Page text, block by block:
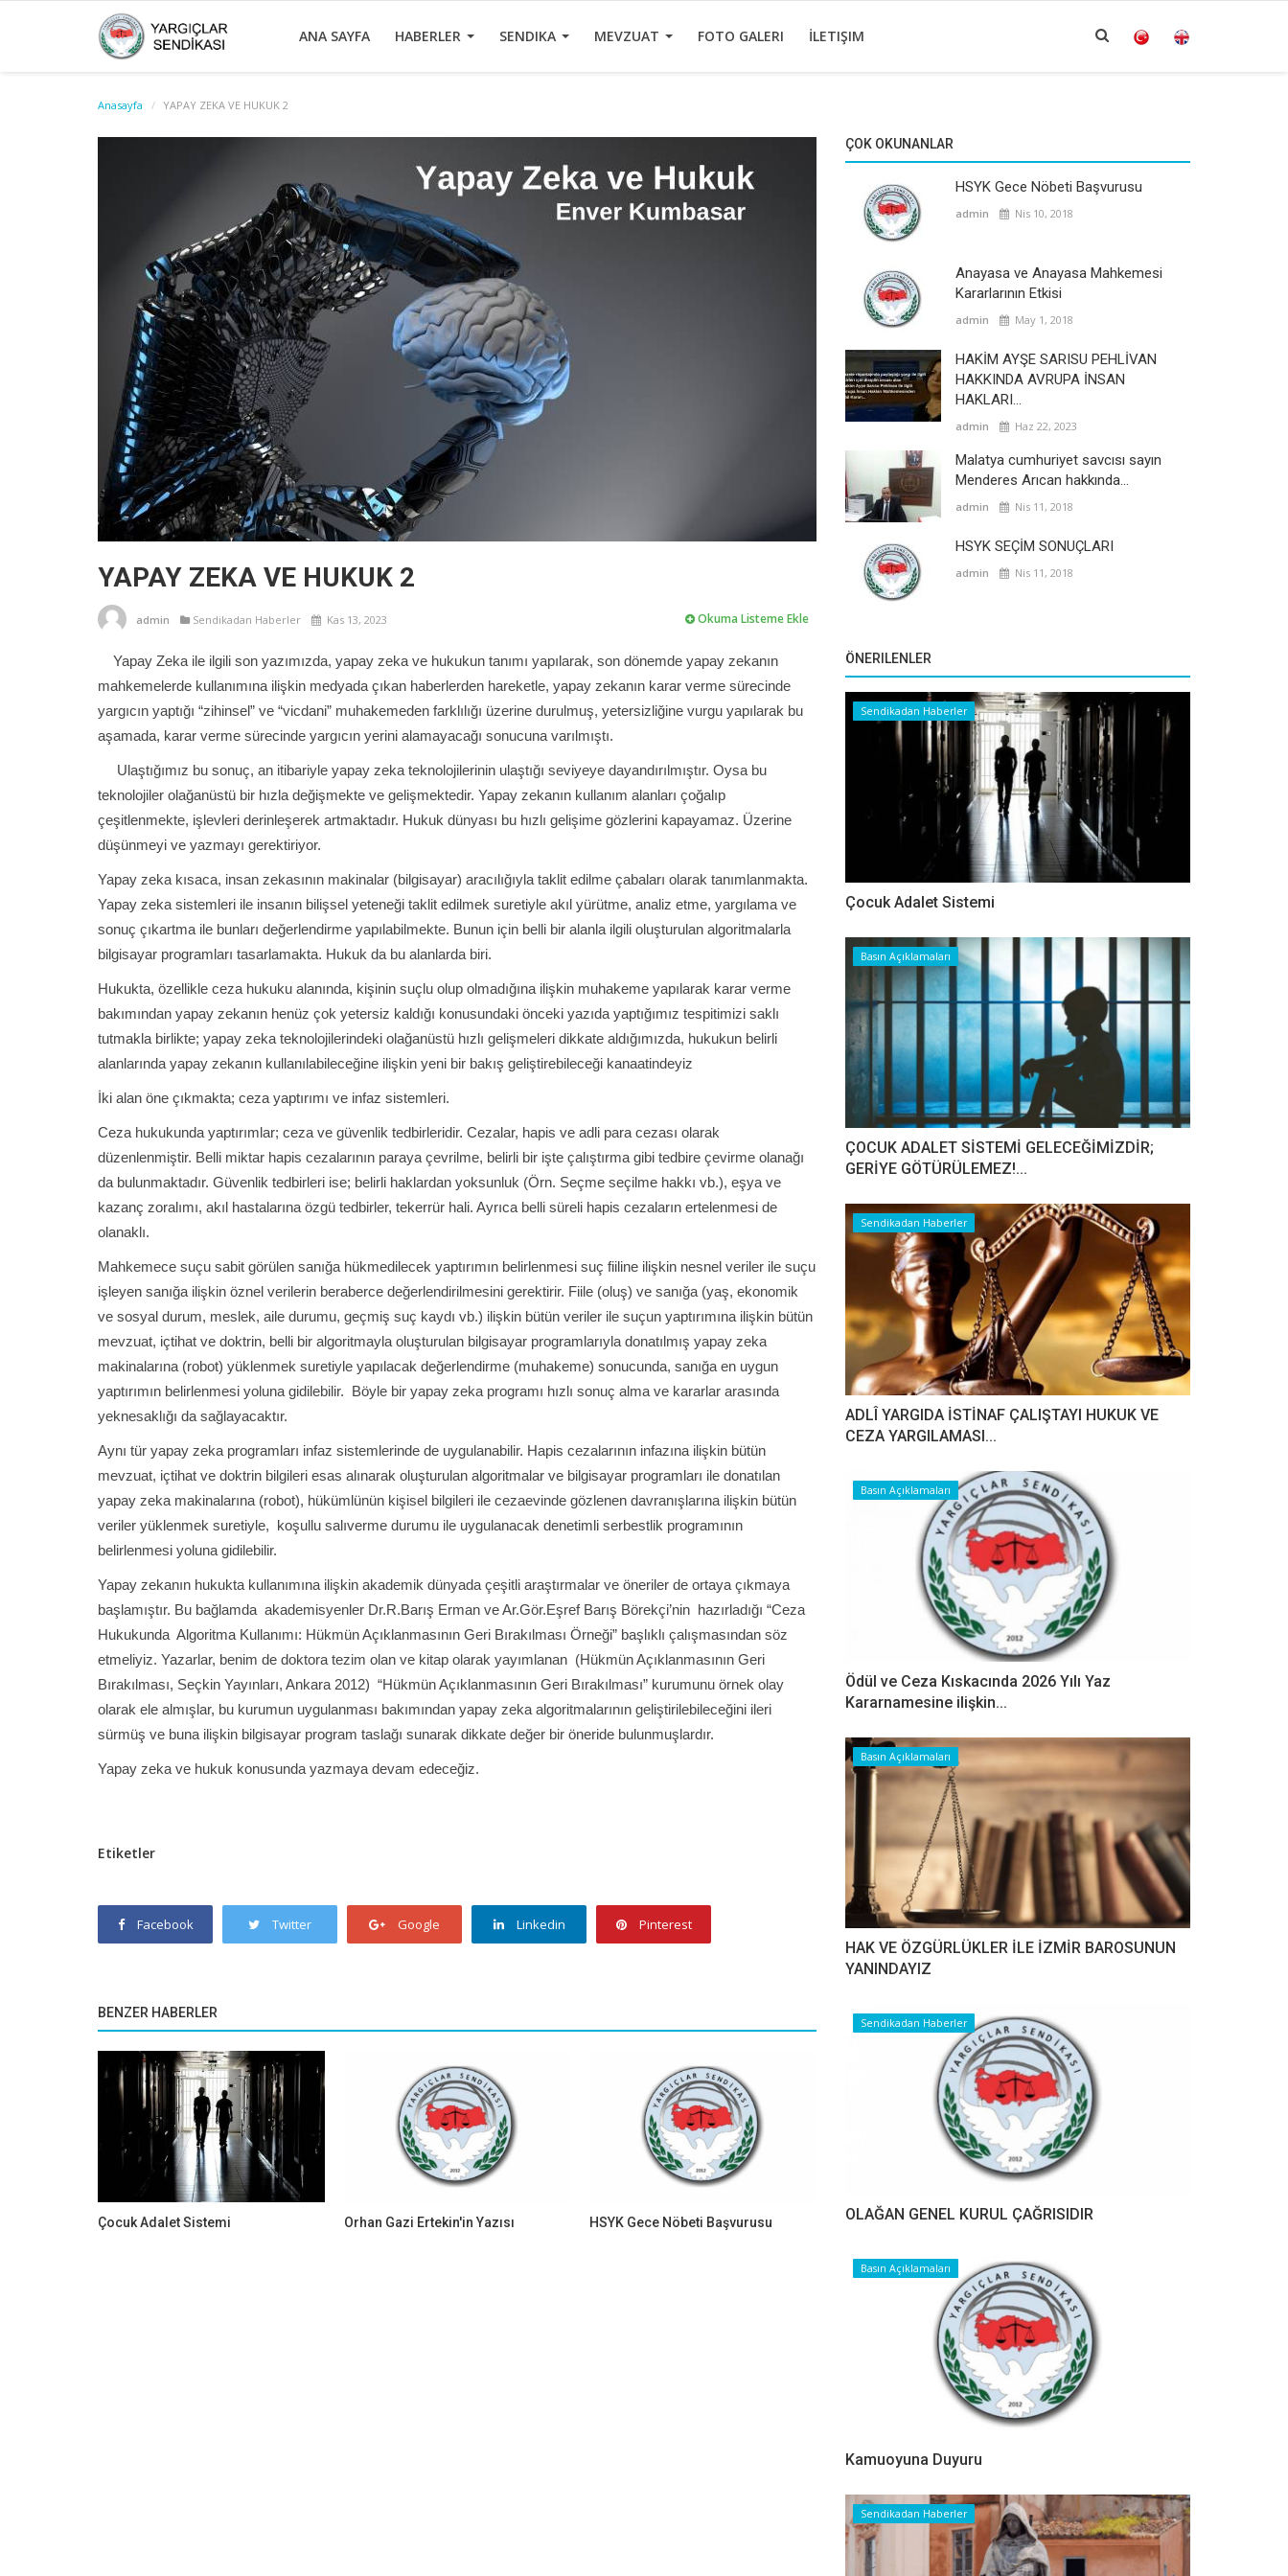
ANA SAYFA HABERLER SENDIKA MEVZUAT FOTO GALERI İLETIŞIM
Anasayfa YAPAY ZEKA VE HUKUK 2
YAPAY ZEKA VE HUKUK 2
admin Sendikadan Haberler Kas 13, 2023 Okuma Listeme Ekle
Yapay Zeka ile ilgili son yazımızda, yapay zeka ve hukukun tanımı yapılarak, son dönemde yapay zekanın
mahkemelerde kullanımına ilişkin medyada çıkan haberlerden hareketle, yapay zekanın karar verme sürecinde
yargıcın yaptığı “zihinsel” ve “vicdani” muhakemeden farklılığı üzerine durulmuş, yetersizliğine vurgu yapılarak bu
aşamada, karar verme sürecinde yargıcın yerini alamayacağı sonucuna varılmıştı.
Ulaştığımız bu sonuç, an itibariyle yapay zeka teknolojilerinin ulaştığı seviyeye dayandırılmıştır. Oysa bu
teknolojiler olağanüstü bir hızla değişmekte ve gelişmektedir. Yapay zekanın kullanım alanları çoğalıp
çeşitlenmekte, işlevleri derinleşerek artmaktadır. Hukuk dünyası bu hızlı gelişime gözlerini kapayamaz. Üzerine
düşünmeyi ve yazmayı gerektiriyor.
Yapay zeka kısaca, insan zekasının makinalar (bilgisayar) aracılığıyla taklit edilme çabaları olarak tanımlanmakta.
Yapay zeka sistemleri ile insanın bilişsel yeteneği taklit edilmek suretiyle akıl yürütme, analiz etme, yargılama ve
sonuç çıkartma ile bunları değerlendirme yapılabilmekte. Bunun için belli bir alanla ilgili oluşturulan algoritmalarla
bilgisayar programları tasarlamakta. Hukuk da bu alanlarda biri.
Hukukta, özellikle ceza hukuku alanında, kişinin suçlu olup olmadığına ilişkin muhakeme yapılarak karar verme
bakımından yapay zekanın henüz çok yetersiz kaldığı konusundaki önceki yazıda yaptığımız tespitimizi saklı
tutmakla birlikte; yapay zeka teknolojilerindeki olağanüstü hızlı gelişmeleri dikkate aldığımızda, hukukun belirli
alanlarında yapay zekanın kullanılabileceğine ilişkin yeni bir bakış geliştirebileceği kanaatindeyiz
İki alan öne çıkmakta; ceza yaptırımı ve infaz sistemleri.
Ceza hukukunda yaptırımlar; ceza ve güvenlik tedbirleridir. Cezalar, hapis ve adli para cezası olarak
düzenlenmiştir. Belli miktar hapis cezalarının paraya çevrilme, belirli bir işte çalıştırma gibi tedbire çevirme olanağı
da bulunmaktadır. Güvenlik tedbirleri ise; belirli haklardan yoksunluk (Örn. Seçme seçilme hakkı vb.), eşya ve
kazanç zoralımı, akıl hastalarına özgü tedbirler, tekerrür hali. Ayrıca belli süreli hapis cezaların ertelenmesi de
olanaklı.
Mahkemece suçu sabit görülen sanığa hükmedilecek yaptırımın belirlenmesi suç fiiline ilişkin nesnel veriler ile suçu
işleyen sanığa ilişkin öznel verilerin beraberce değerlendirilmesini gerektirir. Fiile (oluş) ve sanığa (yaş, ekonomik
ve sosyal durum, meslek, aile durumu, geçmiş suç kaydı vb.) ilişkin bütün veriler ile suçun yaptırımına ilişkin bütün
mevzuat, içtihat ve doktrin, belli bir algoritmayla oluşturulan bilgisayar programlarıyla donatılmış yapay zeka
makinalarına (robot) yüklenmek suretiyle yapılacak değerlendirme (muhakeme) sonucunda, sanığa en uygun
yaptırımın belirlenmesi yoluna gidilebilir. Böyle bir yapay zeka programı hızlı sonuç alma ve kararlar arasında
yeknesaklığı da sağlayacaktır.
Aynı tür yapay zeka programları infaz sistemlerinde de uygulanabilir. Hapis cezalarının infazına ilişkin bütün
mevzuat, içtihat ve doktrin bilgileri esas alınarak oluşturulan algoritmalar ve bilgisayar programları ile donatılan
yapay zeka makinalarına (robot), hükümlünün kişisel bilgileri ile cezaevinde gözlenen davranışlarına ilişkin bütün
veriler yüklenmek suretiyle, koşullu salıverme durumu ile uygulanacak denetimli serbestlik programının
belirlenmesi yoluna gidilebilir.
Yapay zekanın hukukta kullanımına ilişkin akademik dünyada çeşitli araştırmalar ve öneriler de ortaya çıkmaya
başlamıştır. Bu bağlamda akademisyenler Dr.R.Barış Erman ve Ar.Gör.Eşref Barış Börekçi’nin hazırladığı “Ceza
Hukukunda Algoritma Kullanımı: Hükmün Açıklanmasının Geri Bırakılması Örneği” başlıklı çalışmasından söz
etmeliyiz. Yazarlar, benim de doktora tezim olan ve kitap olarak yayımlanan (Hükmün Açıklanmasının Geri
Bırakılması, Seçkin Yayınları, Ankara 2012) “Hükmün Açıklanmasının Geri Bırakılması” kurumunu örnek olay
olarak ele almışlar, bu kurumun uygulanması bakımından yapay zeka algoritmalarının geliştirilebileceğini ileri
sürmüş ve buna ilişkin bilgisayar program taslağı sunarak dikkate değer bir öneride bulunmuşlardır.
Yapay zeka ve hukuk konusunda yazmaya devam edeceğiz.
Etiketler
Facebook Twitter Google Linkedin Pinterest
BENZER HABERLER
Çocuk Adalet Sistemi Orhan Gazi Ertekin'in Yazısı HSYK Gece Nöbeti Başvurusu
ÇOK OKUNANLAR
HSYK Gece Nöbeti Başvurusu
admin Nis 10, 2018
Anayasa ve Anayasa Mahkemesi
Kararlarının Etkisi
admin May 1, 2018
HAKİM AYŞE SARISU PEHLİVAN
HAKKINDA AVRUPA İNSAN
HAKLARI...
admin Haz 22, 2023
Malatya cumhuriyet savcısı sayın
Menderes Arıcan hakkında...
admin Nis 11, 2018
HSYK SEÇİM SONUÇLARI
admin Nis 11, 2018
ÖNERILENLER
Sendikadan Haberler
Çocuk Adalet Sistemi
Basın Açıklamaları
ÇOCUK ADALET SİSTEMİ GELECEĞİMİZDİR;
GERİYE GÖTÜRÜLEMEZ!...
Sendikadan Haberler
ADLÎ YARGIDA İSTİNAF ÇALIŞTAYI HUKUK VE
CEZA YARGILAMASI...
Basın Açıklamaları
Ödül ve Ceza Kıskacında 2026 Yılı Yaz
Kararnamesine ilişkin...
Basın Açıklamaları
HAK VE ÖZGÜRLÜKLER İLE İZMİR BAROSUNUN
YANINDAYIZ
Sendikadan Haberler
OLAĞAN GENEL KURUL ÇAĞRISIDIR
Basın Açıklamaları
Kamuoyuna Duyuru
Sendikadan Haberler